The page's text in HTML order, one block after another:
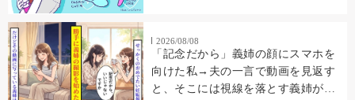
2026/08/08
「記念だから」義姉の顔にスマホを
向けた私→夫の一言で動画を見返す
と、そこには視線を落とす義姉が映